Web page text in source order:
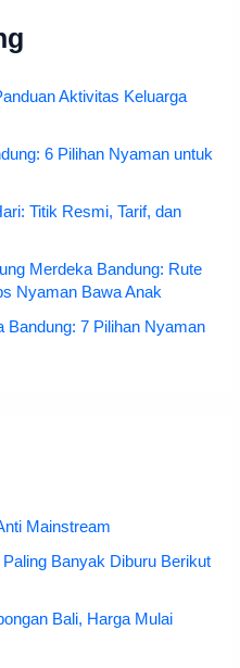
Aktivitas Keluarga
6 Pilihan Nyaman untuk
Titik Resmi, Tarif, dan
Merdeka Bandung: Rute
Nyaman Bawa Anak
Bandung: 7 Pilihan Nyaman
Mainstream
Banyak Diburu Berikut
Bali, Harga Mulai